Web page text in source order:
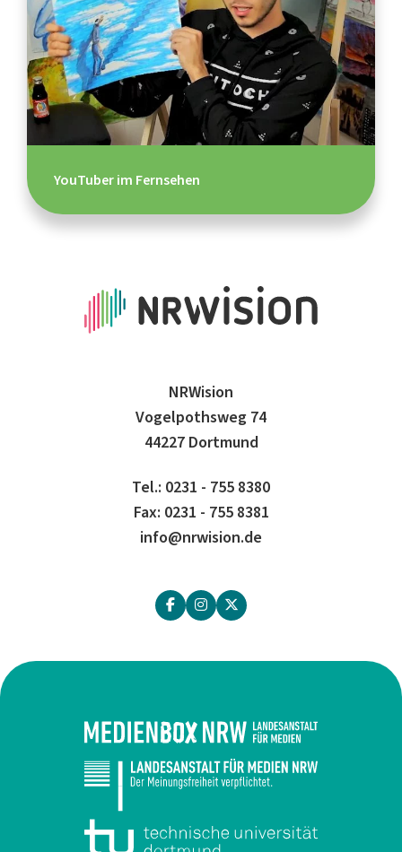
YouTuber im Fernsehen
NRWision
Vogelpothsweg 74
44227 Dortmund
Tel.: 0231 - 755 8380
Fax: 0231 - 755 8381
info@nrwision.de